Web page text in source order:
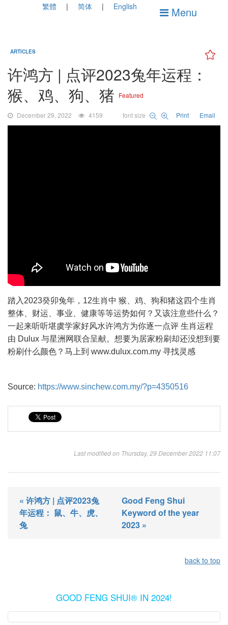
繁體 简体 English Menu
ARTICLES
许鸿方 | 点评2023兔年运程：
猴、鸡、狗、猪 Featured
December 29, 2022 4159 font size Print Email
踏入2023癸卯兔年，12生肖中 猴、鸡、狗和猪这四个生肖
整体、财运、事业、健康等等运势如何？又该注意些什么？
一起来听听堪虞学家好风水许鸿方为你逐一点评 生肖运程
由 Dulux 与星洲网联合呈献。想要为居家粉刷却还没想到要
粉刷什么颜色？马上到 www.dulux.com.my 寻找灵感
Source: https://www.sinchew.com.my/?p=4350516
Last modified on Thursday, 29 December 2022 11:07
« 许鸿方 | 点评2023兔
年运程： 鼠、牛、虎、
兔
Good Feng Shui
Keyword of the year
2023 »
back to top
GOOD FENG SHUI® IN 2024!